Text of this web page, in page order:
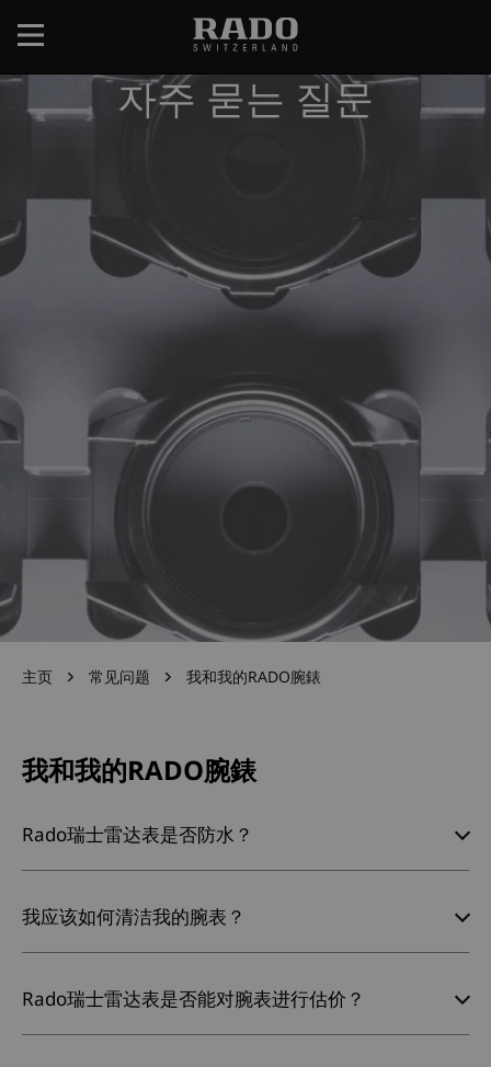
主
자주 묻는 질문
主页 常见问题 我和我的RADO腕錶
我和我的RADO腕錶
Rado瑞士雷达表是否防水？
我应该如何清洁我的腕表？
Rado瑞士雷达表是否能对腕表进行估价？